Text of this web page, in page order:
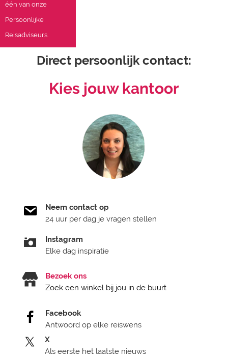
één van onze
Persoonlijke
Reisadviseurs.
Direct persoonlijk contact:
Kies jouw kantoor
Neem contact op
24 uur per dag je vragen stellen
Instagram
Elke dag inspiratie
Bezoek ons
Zoek een winkel bij jou in de buurt
Facebook
Antwoord op elke reiswens
X
Als eerste het laatste nieuws